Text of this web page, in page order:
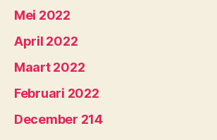
Mei 2022
April 2022
Maart 2022
Februari 2022
December 214